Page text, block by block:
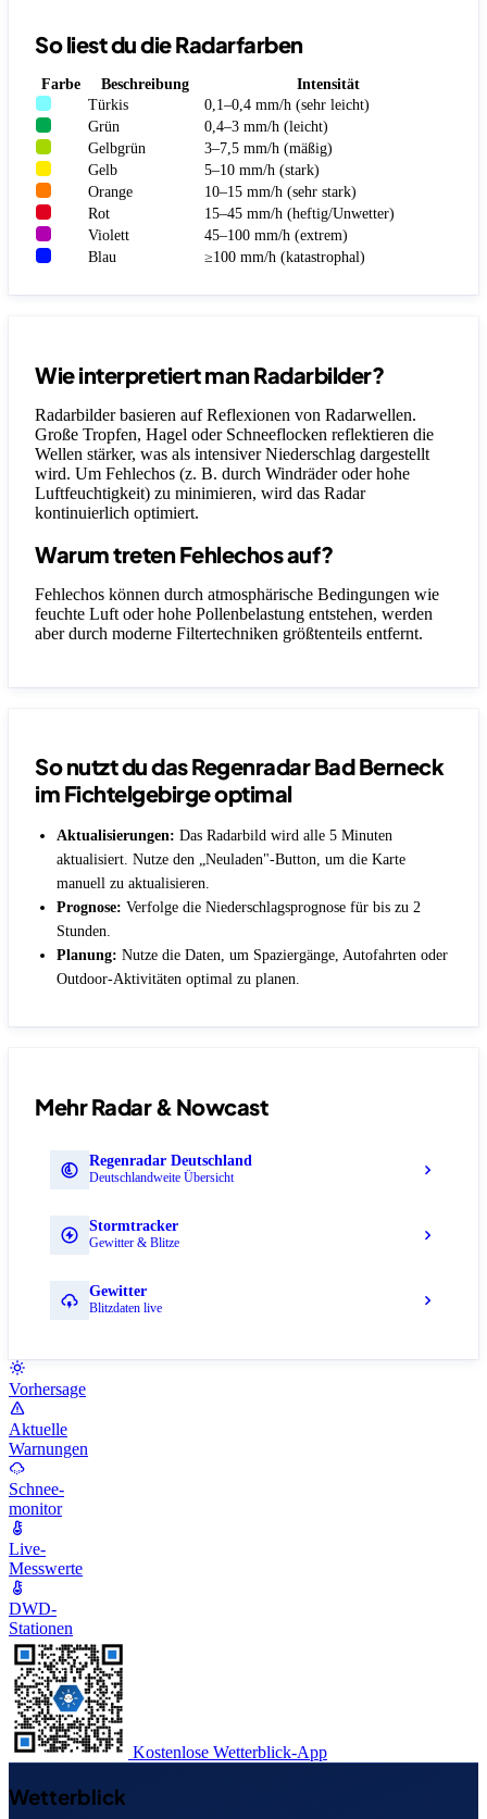
So liest du die Radarfarben
Farbe Beschreibung
Intensität
Türkis
0,1–0,4 mm/h (sehr leicht)
Grün
0,4–3 mm/h (leicht)
Gelbgrün
3–7,5 mm/h (mäßig)
Gelb
5–10 mm/h (stark)
Orange
10–15 mm/h (sehr stark)
Rot
15–45 mm/h (heftig/Unwetter)
Violett
45–100 mm/h (extrem)
Blau
≥100 mm/h (katastrophal)
Wie interpretiert man Radarbilder?
Radarbilder basieren auf Reflexionen von Radarwellen.
Große Tropfen, Hagel oder Schneeflocken reflektieren die
Wellen stärker, was als intensiver Niederschlag dargestellt
wird. Um Fehlechos (z. B. durch Windräder oder hohe
Luftfeuchtigkeit) zu minimieren, wird das Radar
kontinuierlich optimiert.
Warum treten Fehlechos auf?
Fehlechos können durch atmosphärische Bedingungen wie
feuchte Luft oder hohe Pollenbelastung entstehen, werden
aber durch moderne Filtertechniken größtenteils entfernt.
So nutzt du das Regenradar Bad Berneck
im Fichtelgebirge optimal
Aktualisierungen: Das Radarbild wird alle 5 Minuten
aktualisiert. Nutze den „Neuladen"-Button, um die Karte
manuell zu aktualisieren.
Prognose: Verfolge die Niederschlagsprognose für bis zu 2
Stunden.
Planung: Nutze die Daten, um Spaziergänge, Autofahrten oder
Outdoor-Aktivitäten optimal zu planen.
Mehr Radar & Nowcast
Regenradar Deutschland
Deutschlandweite Übersicht
Stormtracker
Gewitter & Blitze
Gewitter
Blitzdaten live
Vorhersage
Aktuelle
Warnungen
Schnee-
monitor
Live-
Messwerte
DWD-
Stationen
Kostenlose Wetterblick-App
Wetterblick